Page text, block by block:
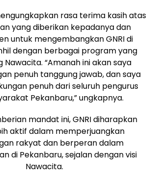
rasa terima kasih atas
yang diberikan kepadanya dan
untuk mengembangkan GNRI di
dengan berbagai program yang
Nawacita. “Amanah ini akan saya
penuh tanggung jawab, dan saya
penuh dari seluruh pengurus
Pekanbaru,” ungkapnya.
mandat ini, GNRI diharapkan
aktif dalam memperjuangkan
rakyat dan berperan dalam
di Pekanbaru, sejalan dengan visi
Nawacita.